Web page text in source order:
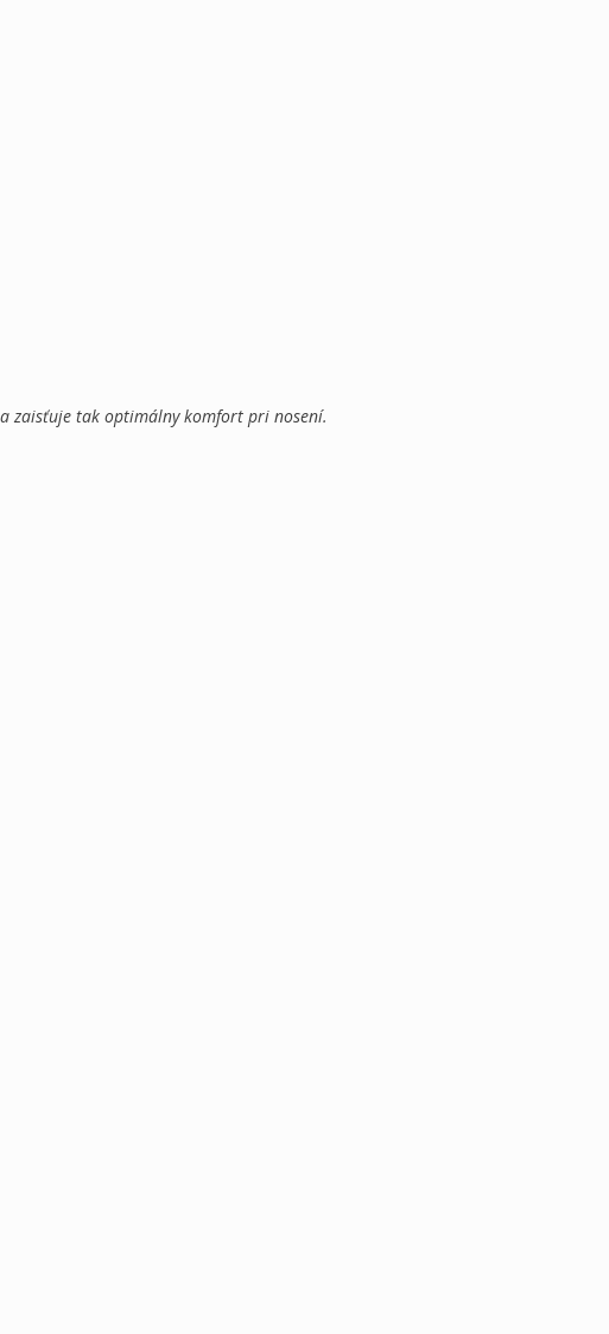
zaisťuje tak optimálny komfort pri nosení.
podpätku sára M/L”